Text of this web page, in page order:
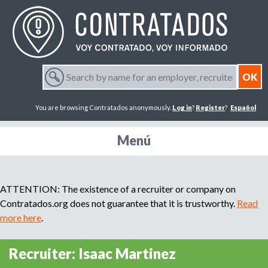
e
c
h
S
e
r
c
a
m
o
r
Español
You are browsing Contratados anonymously. Log in? Register?
Menú
ATTENTION: The existence of a recruiter or company on
Contratados.org does not guarantee that it is trustworthy. Read
more here
Recruiter: Isaac Martinez